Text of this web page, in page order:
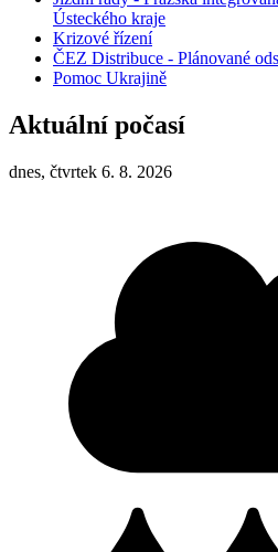
Ústeckého kraje
Krizové řízení
ČEZ Distribuce - Plánované
Pomoc Ukrajině
Aktuální počasí
dnes, čtvrtek 6. 8. 2026